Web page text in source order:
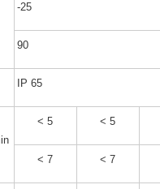
-25
90
IP 65
< 5 < 5
< 7 < 7